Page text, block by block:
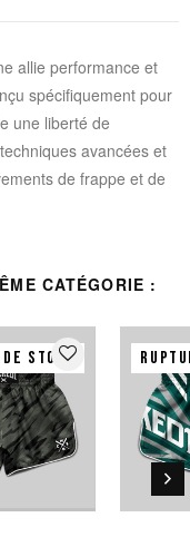
allie performance et
spécifiquement pour
une liberté de
avancées et
de frappe et de
unique
léger et
du Muay Thai
CATÉGORIE :
STOCK
favorite_border
keyboard_arrow_right